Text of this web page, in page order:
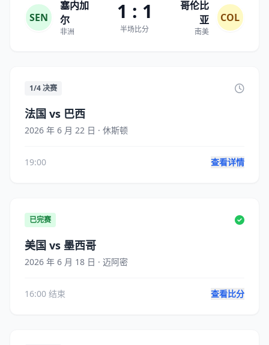
SEN
塞内加
尔
非洲
1 : 1
半场比分
哥伦比
亚
南美
COL
1/4 决赛
法国 vs 巴西
2026 年 6 月 22 日 · 休斯顿
19:00 查看详情
已完赛
美国 vs 墨西哥
2026 年 6 月 18 日 · 迈阿密
16:00 结束 查看比分